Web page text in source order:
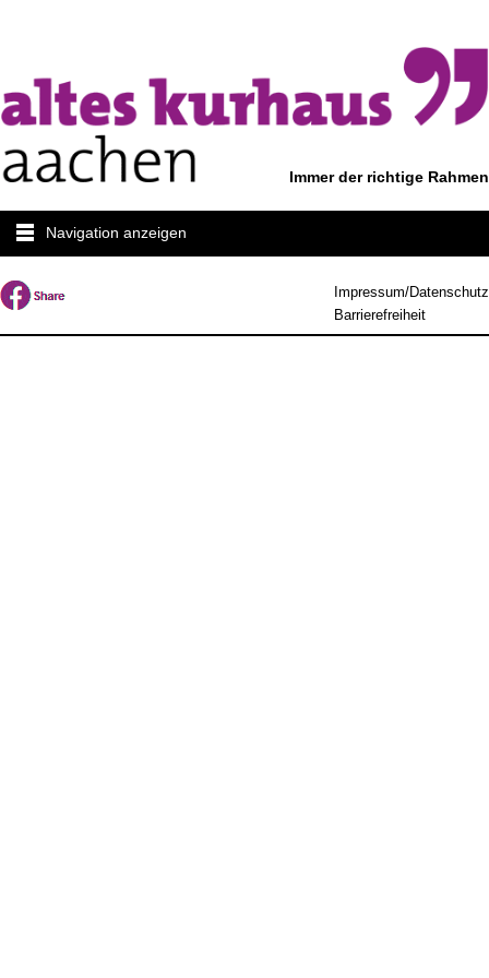
Immer der richtige Rahmen
Navigation anzeigen
Impressum/Datenschutz
Barrierefreiheit